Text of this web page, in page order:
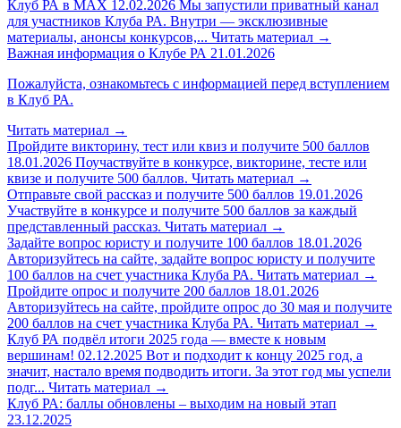
Клуб РА в MAX 12.02.2026 Мы запустили приватный канал
для участников Клуба РА. Внутри — эксклюзивные
материалы, анонсы конкурсов,... Читать материал →
Важная информация о Клубе РА 21.01.2026
Пожалуйста, ознакомьтесь с информацией перед вступлением
в Клуб РА.
Читать материал →
Пройдите викторину, тест или квиз и получите 500 баллов
18.01.2026 Поучаствуйте в конкурсе, викторине, тесте или
квизе и получите 500 баллов. Читать материал →
Отправьте свой рассказ и получите 500 баллов 19.01.2026
Участвуйте в конкурсе и получите 500 баллов за каждый
представленный рассказ. Читать материал →
Задайте вопрос юристу и получите 100 баллов 18.01.2026
Авторизуйтесь на сайте, задайте вопрос юристу и получите
100 баллов на счет участника Клуба РА. Читать материал →
Пройдите опрос и получите 200 баллов 18.01.2026
Авторизуйтесь на сайте, пройдите опрос до 30 мая и получите
200 баллов на счет участника Клуба РА. Читать материал →
Клуб РА подвёл итоги 2025 года — вместе к новым
вершинам! 02.12.2025 Вот и подходит к концу 2025 год, а
значит, настало время подводить итоги. За этот год мы успели
подг... Читать материал →
Клуб РА: баллы обновлены – выходим на новый этап
23.12.2025